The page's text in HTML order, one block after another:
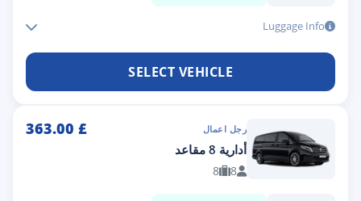
Luggage Info
SELECT VEHICLE
رجل اعمال £
363.00
أدارية 8 مقاعد
8
8